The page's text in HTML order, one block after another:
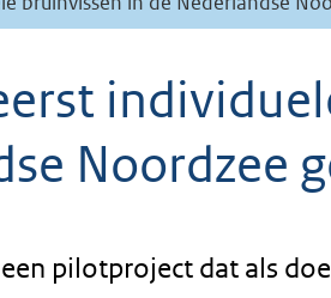
Noordzee
pilotproject dat als